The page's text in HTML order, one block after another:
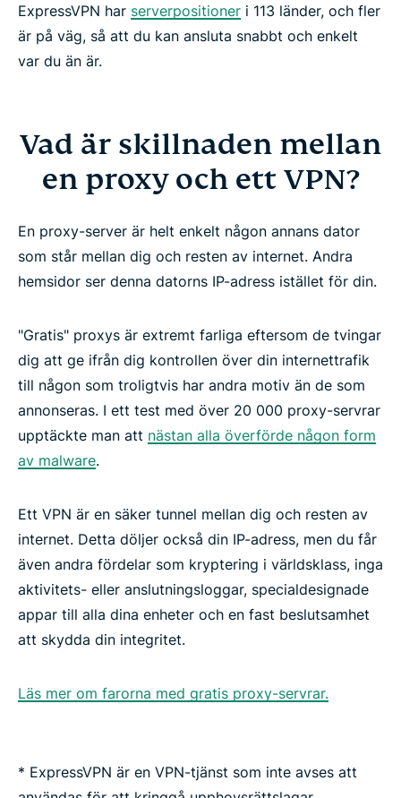
ExpressVPN har serverpositioner i 113 länder, och fler
är på väg, så att du kan ansluta snabbt och enkelt
var du än är.
Vad är skillnaden mellan
en proxy och ett VPN?
En proxy-server är helt enkelt någon annans dator
som står mellan dig och resten av internet. Andra
hemsidor ser denna datorns IP-adress istället för din.
"Gratis" proxys är extremt farliga eftersom de tvingar
dig att ge ifrån dig kontrollen över din internettrafik
till någon som troligtvis har andra motiv än de som
annonseras. I ett test med över 20 000 proxy-servrar
upptäckte man att nästan alla överförde någon form
av malware.
Ett VPN är en säker tunnel mellan dig och resten av
internet. Detta döljer också din IP-adress, men du får
även andra fördelar som kryptering i världsklass, inga
aktivitets- eller anslutningsloggar, specialdesignade
appar till alla dina enheter och en fast beslutsamhet
att skydda din integritet.
Läs mer om farorna med gratis proxy-servrar.
* ExpressVPN är en VPN-tjänst som inte avses att